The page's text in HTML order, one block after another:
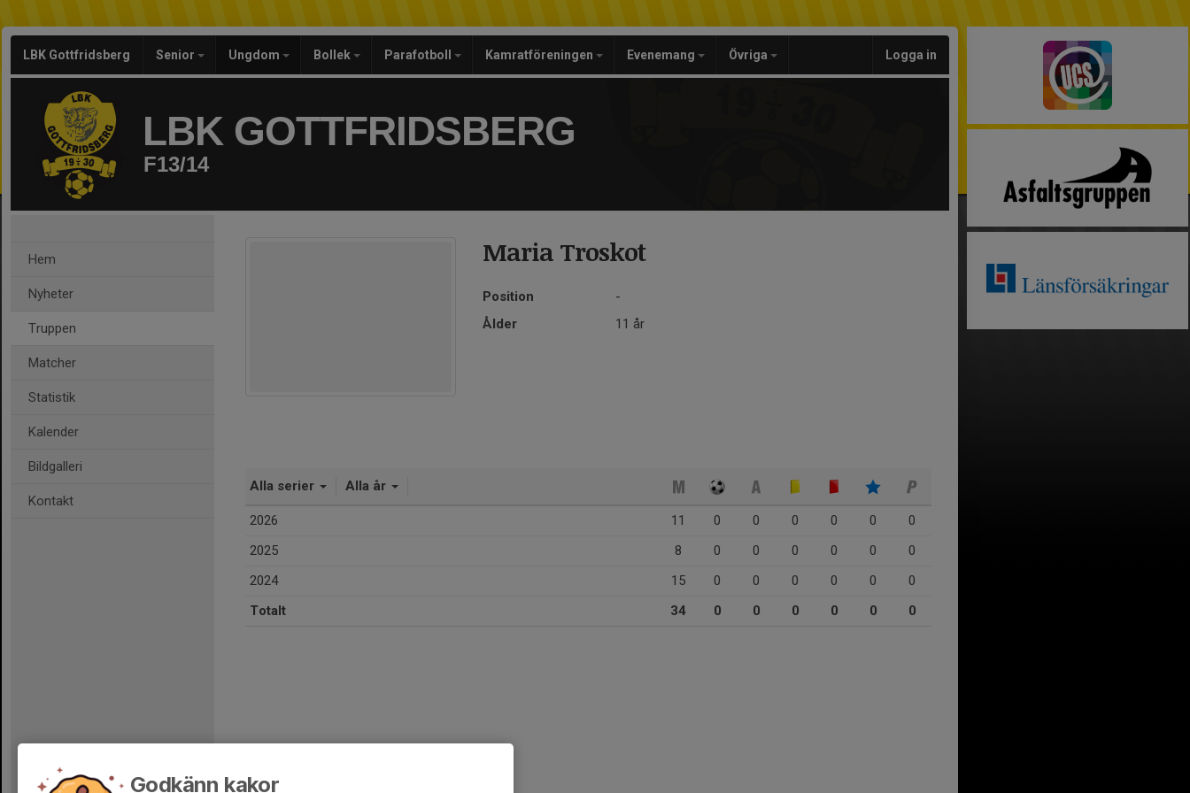
LBK Gottfridsberg Senior Ungdom Bollek Parafotboll Kamratföreningen Evenemang Övriga Logga in
LBK GOTTFRIDSBERG
F13/14
Hem
Nyheter
Truppen
Matcher
Statistik
Kalender
Bildgalleri
Kontakt
Maria Troskot
Position
-
Ålder
11 år
Alla serier Alla år
2026 11 0 0 0 0 0
0
2025
8 0 0 0 0 0
0
2024
15 0 0 0 0 0
0
Totalt
34 0 0 0 0 0 0
Godkänn kakor